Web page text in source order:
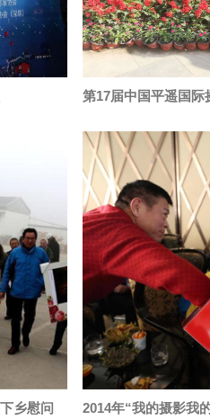
第17届中国平遥国际
乡慰问 2014年“我的摄影我